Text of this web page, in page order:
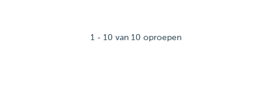
1 - 10 van 10 oproepen